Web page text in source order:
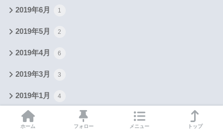
2019年6月 1
2019年5月 2
2019年4月 6
2019年3月 3
2019年1月 4
2018年12月
ホーム フォロー メニュー トップ